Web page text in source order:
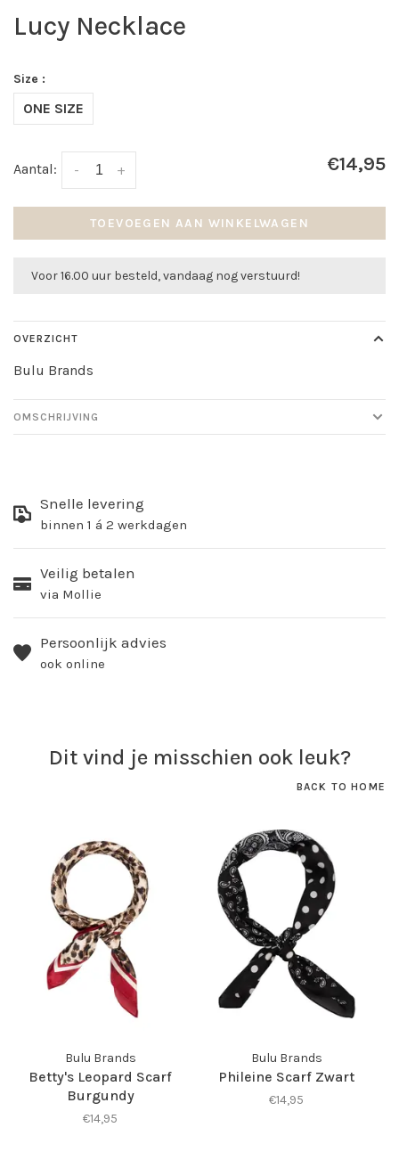
Lucy Necklace
Size :
ONE SIZE
Aantal: +
- €14,95
TOEVOEGEN AAN WINKELWAGEN
Voor 16.00 uur besteld, vandaag nog verstuurd!
OVERZICHT
Bulu Brands
OMSCHRIJVING
Snelle levering
binnen 1 á 2 werkdagen
Veilig betalen
via Mollie
Persoonlijk advies
ook online
Dit vind je misschien ook leuk?
BACK TO HOME
Bulu Brands
Betty's Leopard Scarf
Burgundy
€14,95
Bulu Brands
Phileine Scarf Zwart
€14,95